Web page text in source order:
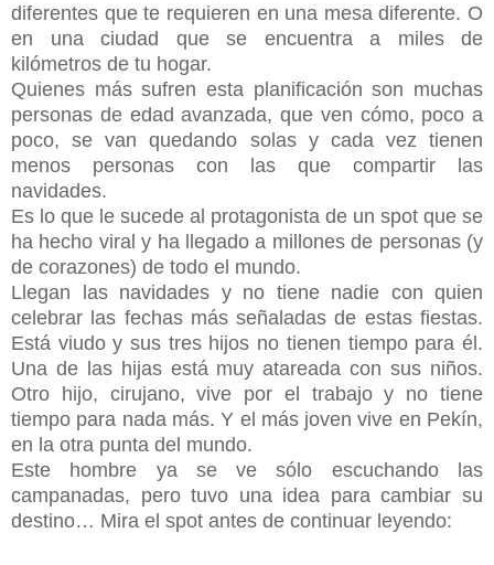
diferentes que te requieren en una mesa diferente. O
en una ciudad que se encuentra a miles de
kilómetros de tu hogar.
Quienes más sufren esta planificación son muchas
personas de edad avanzada, que ven cómo, poco a
poco, se van quedando solas y cada vez tienen
menos personas con las que compartir las
navidades.
Es lo que le sucede al protagonista de un spot que se
ha hecho viral y ha llegado a millones de personas (y
de corazones) de todo el mundo.
Llegan las navidades y no tiene nadie con quien
celebrar las fechas más señaladas de estas fiestas.
Está viudo y sus tres hijos no tienen tiempo para él.
Una de las hijas está muy atareada con sus niños.
Otro hijo, cirujano, vive por el trabajo y no tiene
tiempo para nada más. Y el más joven vive en Pekín,
en la otra punta del mundo.
Este hombre ya se ve sólo escuchando las
campanadas, pero tuvo una idea para cambiar su
destino… Mira el spot antes de continuar leyendo: